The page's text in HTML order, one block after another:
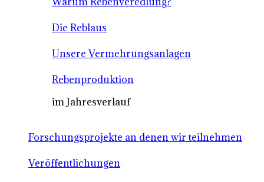
Die Reblaus
Unsere Vermehrungsanlagen
Rebenproduktion
im Jahresverlauf
Forschungsprojekte an denen wir teilnehmen
Veröffentlichungen